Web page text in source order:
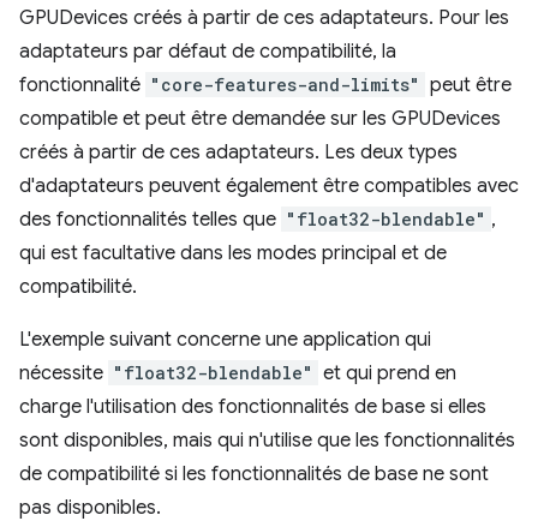
GPUDevices créés à partir de ces adaptateurs. Pour les
adaptateurs par défaut de compatibilité, la
fonctionnalité "core-features-and-limits" peut être
compatible et peut être demandée sur les GPUDevices
créés à partir de ces adaptateurs. Les deux types
d'adaptateurs peuvent également être compatibles avec
des fonctionnalités telles que "float32-blendable" ,
qui est facultative dans les modes principal et de
compatibilité.
L'exemple suivant concerne une application qui
nécessite "float32-blendable" et qui prend en
charge l'utilisation des fonctionnalités de base si elles
sont disponibles, mais qui n'utilise que les fonctionnalités
de compatibilité si les fonctionnalités de base ne sont
pas disponibles.